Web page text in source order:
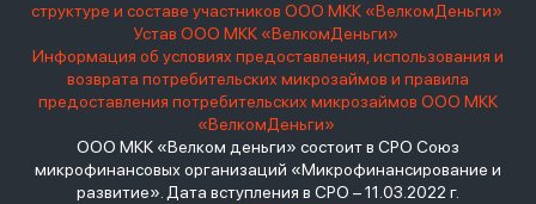
структуре и составе участников ООО МКК «ВелкомДеньги»
Устав ООО МКК «ВелкомДеньги»
Информация об условиях предоставления, использования и
возврата потребительских микрозаймов и правила
предоставления потребительских микрозаймов ООО МКК
«ВелкомДеньги»
ООО МКК «Велком деньги» состоит в СРО Союз
микрофинансовых организаций «Микрофинансирование и
развитие». Дата вступления в СРО – 11.03.2022 г.